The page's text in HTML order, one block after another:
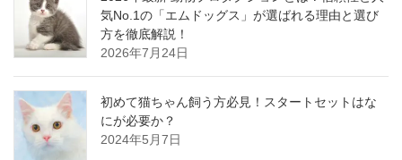
気No.1の「エムドッグス」が選ばれる理由と選び
方を徹底解説！
2026年7月24日
初めて猫ちゃん飼う方必見！スタートセットはな
にが必要か？
2024年5月7日